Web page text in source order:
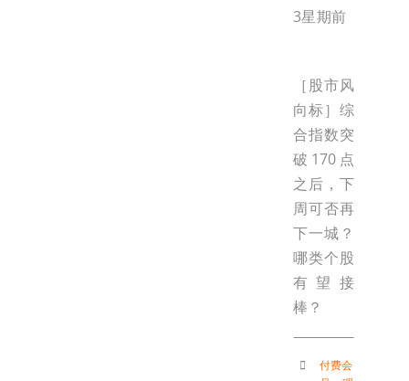
3星期前
［股市风
向标］综
合指数突
破170点
之后，下
周可否再
下一城？
哪类个股
有望接
棒？
付费会